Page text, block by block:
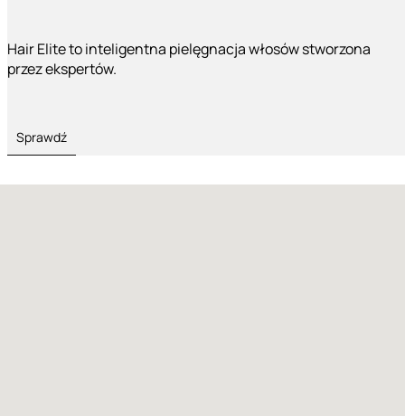
Hair Elite to inteligentna pielęgnacja włosów stworzona
przez ekspertów.
Sprawdź